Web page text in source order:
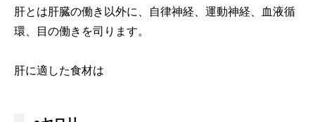
肝とは肝臓の働き以外に、自律神経、運動神経、血液循
環、目の働きを司ります。
肝に適した食材は